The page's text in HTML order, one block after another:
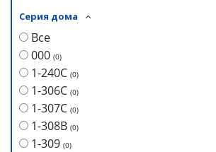
Серия дома
Все
000 (0)
1-240С (0)
1-306С (0)
1-307С (0)
1-308В (0)
1-309 (0)